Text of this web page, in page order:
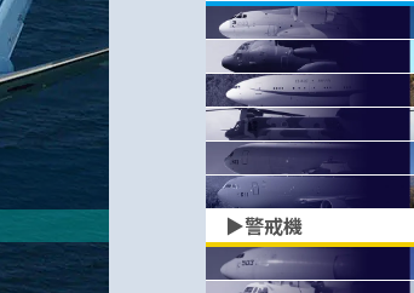
▶︎警戒機